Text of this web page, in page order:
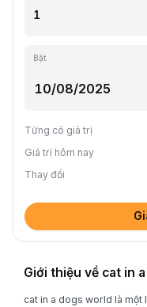
Bật
Từng có giá trị
Giá trị hôm nay
Thay đổi
Giới thiệu về cat in
cat in a dogs world là một